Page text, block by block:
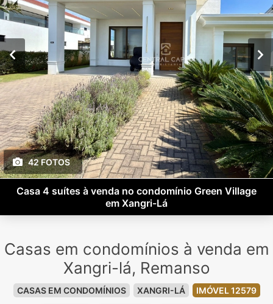
42 FOTOS
Casa 4 suítes à venda no condomínio Green Village
em Xangri-Lá
Casas em condomínios à venda em
Xangri-lá, Remanso
CASAS EM CONDOMÍNIOS XANGRI-LÁ IMÓVEL 12579